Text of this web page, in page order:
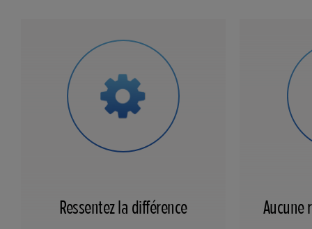
Ressentez la différence Aucune